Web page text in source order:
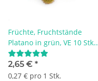
Früchte, Fruchtstände
Platano in grün, VE 10 Stk
Gr. 1,5 bis 2,5 cm.
2,65 € *
0,27 € pro 1 Stk.